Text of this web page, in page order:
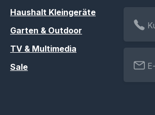
Haushalt Kleingeräte
Garten & Outdoor
TV & Multimedia
Sale